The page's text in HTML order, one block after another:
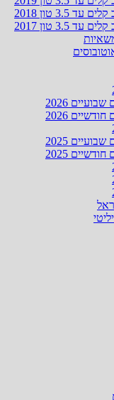
עד 3.5 טון 2018
עד 3.5 טון 2017
2026
2026
2025
2025